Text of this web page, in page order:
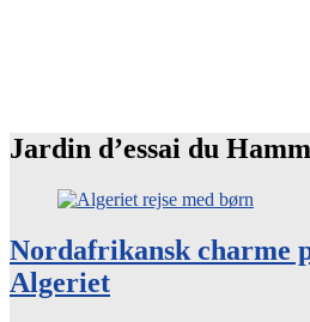
Jardin d’essai du
Nordafrikansk charme
Algeriet